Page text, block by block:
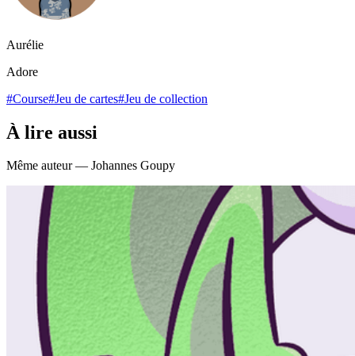
Aurélie
Adore
#Course#Jeu de cartes#Jeu de collection
À lire aussi
Même auteur — Johannes Goupy